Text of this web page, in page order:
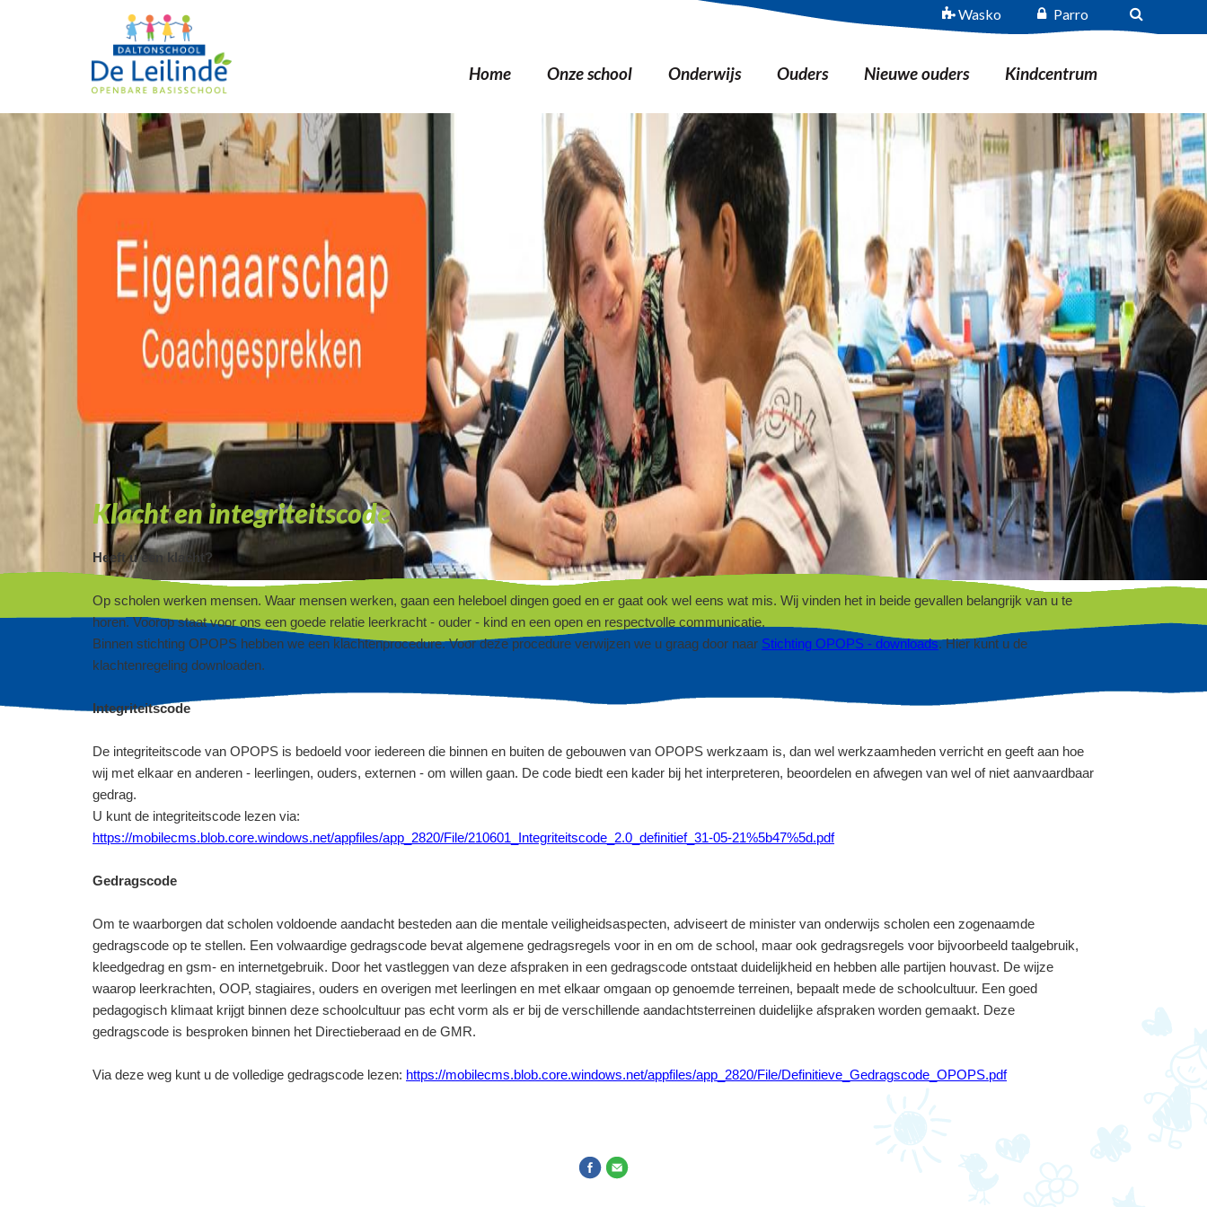
Wasko Parro
Home Onze school Onderwijs Ouders Nieuwe ouders Kindcentrum
Klacht en integriteitscode
Heeft u een klacht?
Op scholen werken mensen. Waar mensen werken, gaan een heleboel dingen goed en er gaat ook wel eens wat mis. Wij vinden het in beide gevallen belangrijk van u te
horen. Voorop staat voor ons een goede relatie leerkracht - ouder - kind en een open en respectvolle communicatie.
Binnen stichting OPOPS hebben we een klachtenprocedure. Voor deze procedure verwijzen we u graag door naar Stichting OPOPS - downloads. Hier kunt u de
klachtenregeling downloaden.
Integriteitscode
De integriteitscode van OPOPS is bedoeld voor iedereen die binnen en buiten de gebouwen van OPOPS werkzaam is, dan wel werkzaamheden verricht en geeft aan hoe
wij met elkaar en anderen - leerlingen, ouders, externen - om willen gaan. De code biedt een kader bij het interpreteren, beoordelen en afwegen van wel of niet aanvaardbaar
gedrag.
U kunt de integriteitscode lezen via:
https://mobilecms.blob.core.windows.net/appfiles/app_2820/File/210601_Integriteitscode_2.0_definitief_31-05-21%5b47%5d.pdf
Gedragscode
Om te waarborgen dat scholen voldoende aandacht besteden aan die mentale veiligheidsaspecten, adviseert de minister van onderwijs scholen een zogenaamde
gedragscode op te stellen. Een volwaardige gedragscode bevat algemene gedragsregels voor in en om de school, maar ook gedragsregels voor bijvoorbeeld taalgebruik,
kleedgedrag en gsm- en internetgebruik. Door het vastleggen van deze afspraken in een gedragscode ontstaat duidelijkheid en hebben alle partijen houvast. De wijze
waarop leerkrachten, OOP, stagiaires, ouders en overigen met leerlingen en met elkaar omgaan op genoemde terreinen, bepaalt mede de schoolcultuur. Een goed
pedagogisch klimaat krijgt binnen deze schoolcultuur pas echt vorm als er bij de verschillende aandachtsterreinen duidelijke afspraken worden gemaakt. Deze
gedragscode is besproken binnen het Directieberaad en de GMR.
Via deze weg kunt u de volledige gedragscode lezen: https://mobilecms.blob.core.windows.net/appfiles/app_2820/File/Definitieve_Gedragscode_OPOPS.pdf